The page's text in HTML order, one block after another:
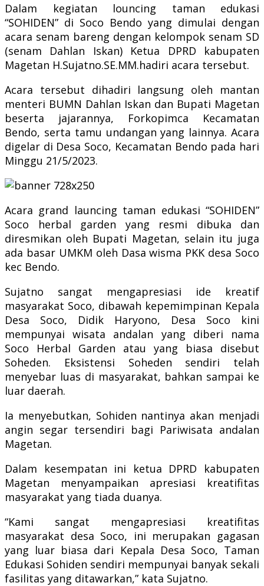
Dalam kegiatan louncing taman edukasi
“SOHIDEN” di Soco Bendo yang dimulai dengan
acara senam bareng dengan kelompok senam SD
(senam Dahlan Iskan) Ketua DPRD kabupaten
Magetan H.Sujatno.SE.MM.hadiri acara tersebut.
Acara tersebut dihadiri langsung oleh mantan
menteri BUMN Dahlan Iskan dan Bupati Magetan
beserta jajarannya, Forkopimca Kecamatan
Bendo, serta tamu undangan yang lainnya. Acara
digelar di Desa Soco, Kecamatan Bendo pada hari
Minggu 21/5/2023.
Acara grand launcing taman edukasi “SOHIDEN”
Soco herbal garden yang resmi dibuka dan
diresmikan oleh Bupati Magetan, selain itu juga
ada basar UMKM oleh Dasa wisma PKK desa Soco
kec Bendo.
Sujatno sangat mengapresiasi ide kreatif
masyarakat Soco, dibawah kepemimpinan Kepala
Desa Soco, Didik Haryono, Desa Soco kini
mempunyai wisata andalan yang diberi nama
Soco Herbal Garden atau yang biasa disebut
Soheden. Eksistensi Soheden sendiri telah
menyebar luas di masyarakat, bahkan sampai ke
luar daerah.
Ia menyebutkan, Sohiden nantinya akan menjadi
angin segar tersendiri bagi Pariwisata andalan
Magetan.
Dalam kesempatan ini ketua DPRD kabupaten
Magetan menyampaikan apresiasi kreatifitas
masyarakat yang tiada duanya.
“Kami sangat mengapresiasi kreatifitas
masyarakat desa Soco, ini merupakan gagasan
yang luar biasa dari Kepala Desa Soco, Taman
Edukasi Sohiden sendiri mempunyai banyak sekali
fasilitas yang ditawarkan,” kata Sujatno.